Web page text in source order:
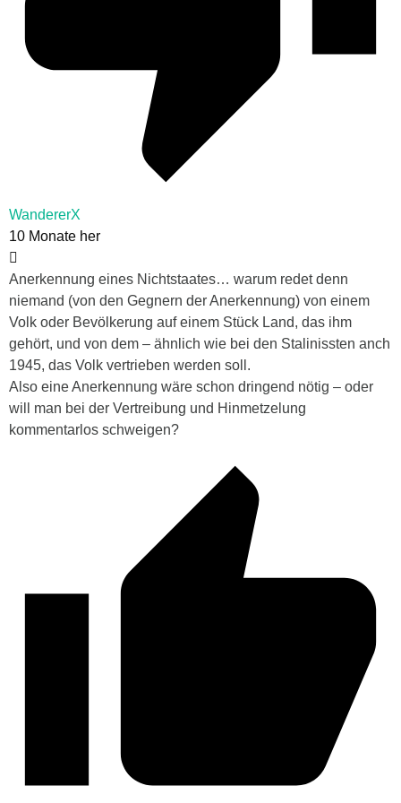
WandererX
10 Monate her
Anerkennung eines Nichtstaates… warum redet denn
niemand (von den Gegnern der Anerkennung) von einem
Volk oder Bevölkerung auf einem Stück Land, das ihm
gehört, und von dem – ähnlich wie bei den Stalinissten anch
1945, das Volk vertrieben werden soll.
Also eine Anerkennung wäre schon dringend nötig – oder
will man bei der Vertreibung und Hinmetzelung
kommentarlos schweigen?